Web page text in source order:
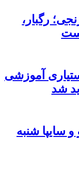
رگبار،
آموزشی
سایپا شنبه